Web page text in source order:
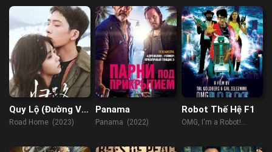
Quy Lộ (Đường Về
Nhà)
Road Home (2023)
Panama
Panama (2022)
Robot Thế Hệ F1
OMG, I'm a Robot!